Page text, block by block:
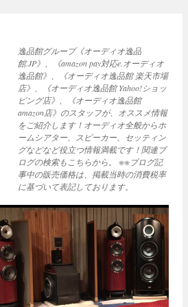
逸品館グループ《オーディオ逸品
館.JP》、《amazon pay対応e.オーディオ
逸品館》、《オーディオ逸品館 楽天市場
店》、《オーディオ逸品館 Yahoo!ショッ
ピング店》、《オーディオ逸品館
amazon店》のスタッフが、オススメ情報
をご紹介します！オーディオ全般からホ
ームシアター、スピーカー、セッティン
グなどなど役立つ情報満載です！関連ブ
ログの検索もこちらから。 ※※ブログ記
事中の販売価格は、掲載当時の消費税率
に基づいて表記しております。